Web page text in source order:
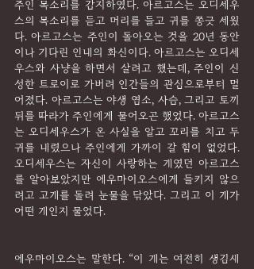
주인 목소리를 감지하였다. 아르고스는 오디세우
스의 목소리를 듣고 머리를 들고 귀를 쫑긋 세웠
다. 아르고스는 주인이 돌아오는 것을 20년 동안
이나 기다린 인내의 화신이다. 아르고스는 오디세
우스와 사냥을 하면서 살려고 했는데, 주인이 신
성한 트로이로 가버려 인간들의 관심으로부터 멀
어졌다. 아르고스는 야생 염소, 사슴, 그리고 토끼
뒤를 따라가 주인에게 물어오곤 했었다. 아르고스
는 오디세우스가 온 사실을 알고 꼬리를 치고 두
귀를 내렸으나 주인에게 가까이 갈 힘이 없었다.
오디세우스는 자신이 사랑하는 개였던 아르고스
를 알아보았지만 에우마이오스에게 들키지 않으
려고 고개를 돌려 눈물을 닦았다. 그리고 이 개가
어떤 개인지 물었다.
에우마이오스는 말한다. “이 개는 여전히 생김새